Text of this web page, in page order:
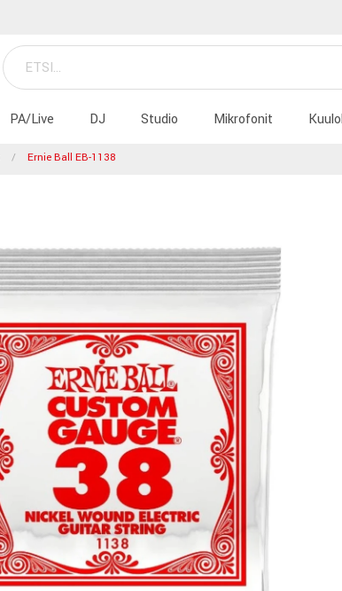
PA/Live DJ Studio Mikrofonit
Ernie Ball EB-1138